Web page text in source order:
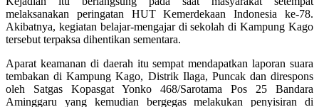
melaksanakan peringatan HUT Kemerdekaan Indonesia ke-78.
Akibatnya, kegiatan belajar-mengajar di sekolah di Kampung Kago
tersebut terpaksa dihentikan sementara.
Aparat keamanan di daerah itu sempat mendapatkan laporan suara
tembakan di Kampung Kago, Distrik Ilaga, Puncak dan direspons
oleh Satgas Kopasgat Yonko 468/Sarotama Pos 25 Bandara
Aminggaru yang kemudian bergegas melakukan penyisiran di